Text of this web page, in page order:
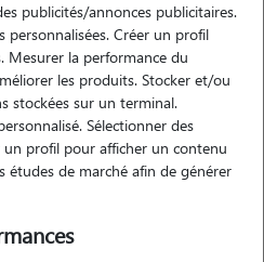
absences, je me rends chez vous
dans son environnement habituel.
de l'eau • sortie
de la litière ou des petits
et attention • envoi de nouvelles
? adaptabilité & écoute je m'adapte
animal, et je suis à l'écoute de vos
avant la première garde, afin de
publicités/annonces publicitaires.
personnalisées. Créer un profil
Mesurer la performance du
les produits. Stocker et/ou
stockées sur un terminal.
Sélectionner des
un profil pour afficher un contenu
études de marché afin de générer